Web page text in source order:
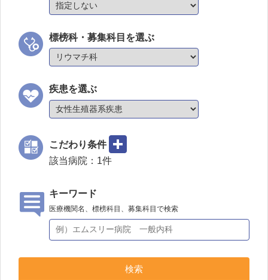
標榜科・募集科目を選ぶ
疾患を選ぶ
こだわり条件
該当病院： 1件
キーワード
医療機関名、標榜科目、募集科目で検索
検索